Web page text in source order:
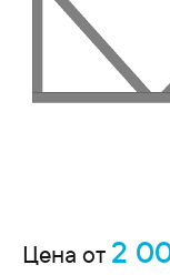
Цена от 2